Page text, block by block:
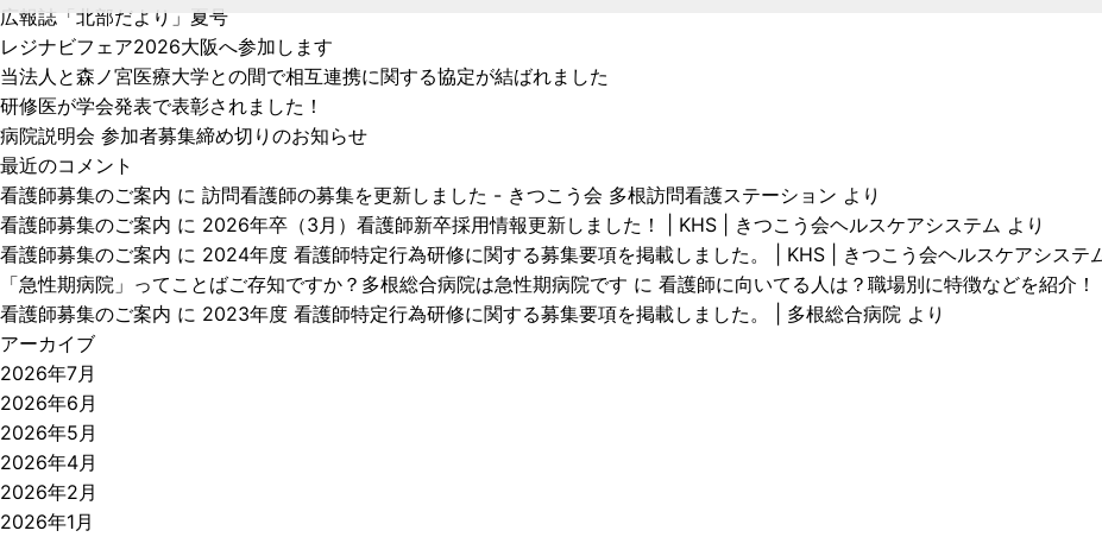
KHSの理念
多根第二病院
特別養護老人ホーム江之子島コスモス苑
中央区北部地域包括支援センター
社会福祉法人 亀望会（きぼうかい）
医師の求人
医療技術職の求人
人間ドック･健診スタッフ求人
広報誌「北部だより」夏号
レジナビフェア2026大阪へ参加します
当法人と森ノ宮医療大学との間で相互連携に関する協定が結ばれました
研修医が学会発表で表彰されました！
病院説明会 参加者募集締め切りのお知らせ
最近のコメント
看護師募集のご案内 に 訪問看護師の募集を更新しました - きつこう会 多根訪問看護ステーション より
看護師募集のご案内 に 2026年卒（3月）看護師新卒採用情報更新しました！ | KHS | きつこう会ヘルスケアシステム より
看護師募集のご案内 に 2024年度 看護師特定行為研修に関する募集要項を掲載しました。 | KHS | きつこう会ヘルスケアシステ
「急性期病院」ってことばご存知ですか？多根総合病院は急性期病院です に 看護師に向いてる人は？職場別に特徴などを紹介！
看護師募集のご案内 に 2023年度 看護師特定行為研修に関する募集要項を掲載しました。 | 多根総合病院 より
アーカイブ
2026年7月
2026年6月
2026年5月
2026年4月
2026年2月
2026年1月